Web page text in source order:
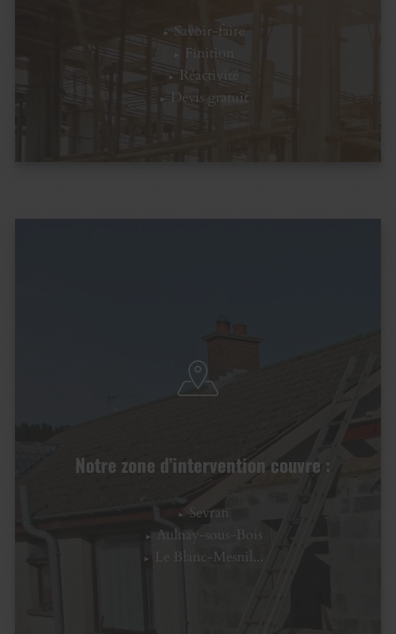
Savoir-faire
Finition
Réactivité
Devis gratuit
Notre zone d’intervention couvre :
Sevran
Aulnay-sous-Bois
Le Blanc-Mesnil...